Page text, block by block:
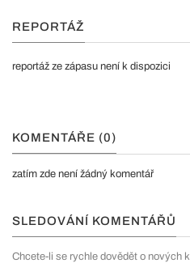
REPORTÁŽ
reportáž ze zápasu není k dispozici
KOMENTÁŘE (0)
zatím zde není žádný komentář
SLEDOVÁNÍ KOMENTÁŘŮ
Chcete-li se rychle dovědět o nových